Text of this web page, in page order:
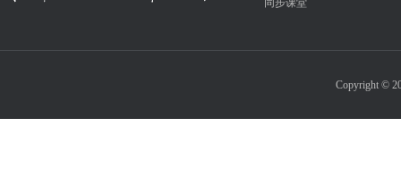
同步课堂
Copyright ©